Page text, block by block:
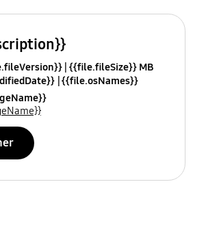
{{file.fileSize}} MB
{{file.osNames}}